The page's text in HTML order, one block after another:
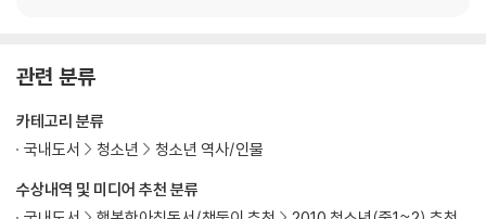
관련 분류
수상내역 및 미디어 추천 분류
카테고리 분류
국내도서
청소년 청소년 역사/인물